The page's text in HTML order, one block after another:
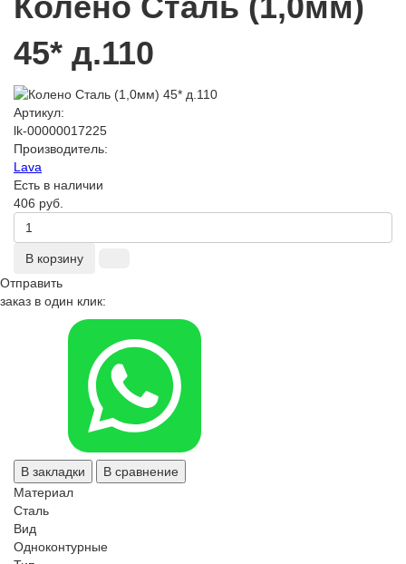
45* д.110
Артикул:
lk-00000017225
Производитель:
Lava
Есть в наличии
406 руб.
В корзину
Отправить
заказ в один клик:
В закладки
В сравнение
Материал
Сталь
Вид
Одноконтурные